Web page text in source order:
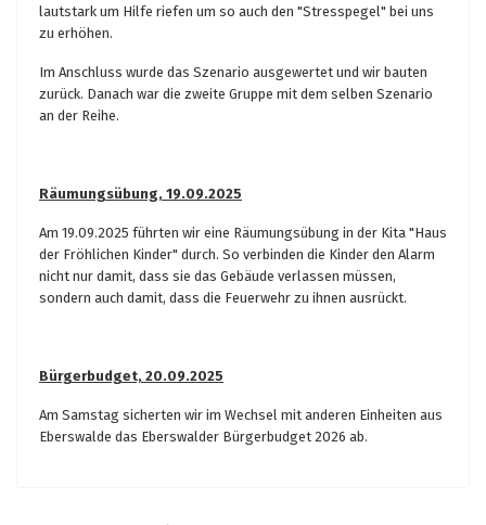
lautstark um Hilfe riefen um so auch den "Stresspegel" bei uns
zu erhöhen.
Im Anschluss wurde das Szenario ausgewertet und wir bauten
zurück. Danach war die zweite Gruppe mit dem selben Szenario
an der Reihe.
Räumungsübung, 19.09.2025
Am 19.09.2025 führten wir eine Räumungsübung in der Kita "Haus
der Fröhlichen Kinder" durch. So verbinden die Kinder den Alarm
nicht nur damit, dass sie das Gebäude verlassen müssen,
sondern auch damit, dass die Feuerwehr zu ihnen ausrückt.
Bürgerbudget, 20.09.2025
Am Samstag sicherten wir im Wechsel mit anderen Einheiten aus
Eberswalde das Eberswalder Bürgerbudget 2026 ab.